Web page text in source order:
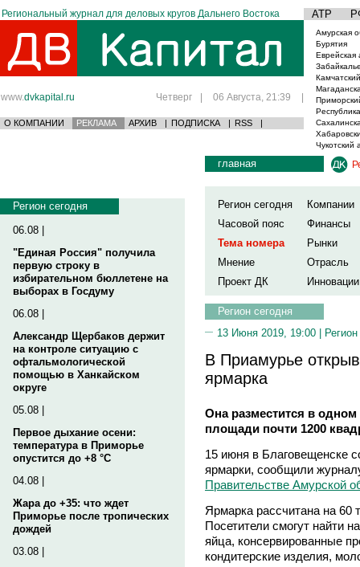
Региональный журнал для деловых кругов Дальнего Востока АТР
www.dvkapital.ru Четверг | 06 Августа, 21:39 |
О КОМПАНИИ РЕКЛАМА АРХИВ | ПОДПИСКА | RSS |
Амурская
Бурятия
Еврейская
Чукотский
Регион сегодня
06.08 |
"Единая Россия" получила
первую строку в
избирательном бюллетене на
выборах в Госдуму
06.08 |
Александр Щербаков держит
на контроле ситуацию с
офтальмологической
помощью в Ханкайском
округе
05.08 |
Первое дыхание осени:
температура в Приморье
опустится до +8 °C
04.08 |
Жара до +35: что ждет
Приморье после тропических
дождей
03.08 |
главная
Регион сегодня
Компании
Часовой пояс
Финансы
Тема номера
Рынки
Мнение
Отрасль
Проект ДК
Инновации
Регион сегодня
13 Июня 2019, 19:00 |
В Приамурье
ярмарка
Она разместится в
площади почти 1200
15 июня в Благовещенске
ярмарки, сообщили
Правительстве Амурской
Ярмарка рассчитана на 60
Посетители смогут найти
яйца, консервированные
кондитерские изделия,